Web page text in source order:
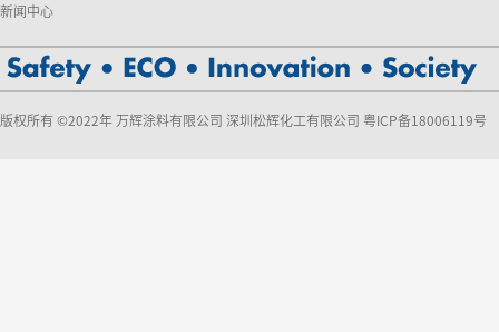
新闻中心
版权所有 ©2022年 万辉涂料有限公司 深圳松辉化工有限公司 粤ICP备18006119号